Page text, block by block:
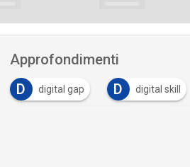
Approfondimenti
D
digital gap D digital skill